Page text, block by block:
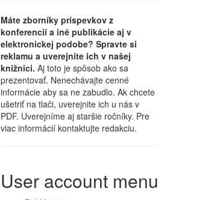
Máte zborníky príspevkov z
konferencií a iné publikácie aj v
elektronickej podobe? Spravte si
reklamu a uverejníte ich v našej
knižnici. Aj toto je spôsob ako sa
prezentovať. Nenechávajte cenné
informácie aby sa ne zabudlo. Ak chcete
ušetriť na tlači, uverejnite ich u nás v
PDF. Uverejníme aj staršie ročníky. Pre
viac informácií kontaktujte redakciu.
User account menu